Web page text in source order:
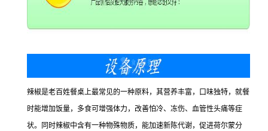
辣椒是老百姓餐桌上最常见的一种原料，其营养丰富，口味独特，就餐
时能增加饭量，多食可增强体力，改善怕冷、冻伤、血管性头痛等症
状。同时辣椒中含有一种物殊物质，能加速新陈代谢，促进荷尔蒙分